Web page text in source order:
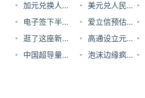
错误导致无法
登录
iOS上安装俄
国产商店
RuStore
据吗
月27日
率2023年10
月30日
通过WiFi名称
跨60公里寻回
手机
加元兑换人民
币汇率2023
年6月11日
美元兑人民币
汇率2023年5
月6日
电子签下半
场：从热闹的
风口到分岔的
爱立信预估今
年5G用户数
将破10亿大关
逛了这座新总
部大楼，我总
高通设立元宇
宙基金
中国超导量子
泡沫边缘疯狂